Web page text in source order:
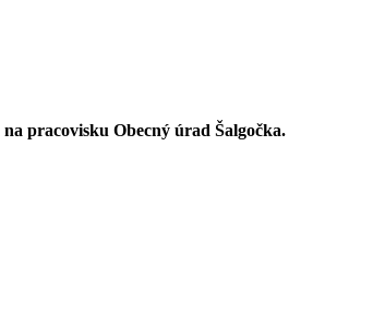
na pracovisku Obecný úrad Šalgočka.